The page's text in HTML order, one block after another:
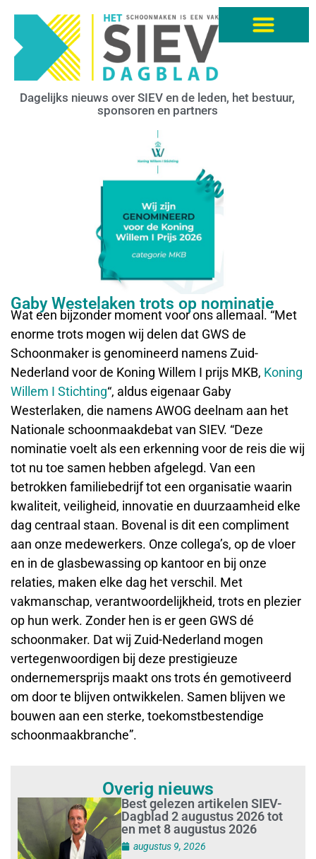
Dagelijks nieuws over SIEV en de leden, het bestuur,
sponsoren en partners
Gaby Westelaken trots op nominatie
Wat een bijzonder moment voor ons allemaal. “Met
enorme trots mogen wij delen dat GWS de
Schoonmaker is genomineerd namens Zuid-
Nederland voor de Koning Willem I prijs MKB, Koning
Willem I Stichting“, aldus eigenaar Gaby
Westerlaken, die namens AWOG deelnam aan het
Nationale schoonmaakdebat van SIEV. “Deze
nominatie voelt als een erkenning voor de reis die wij
tot nu toe samen hebben afgelegd. Van een
betrokken familiebedrijf tot een organisatie waarin
kwaliteit, veiligheid, innovatie en duurzaamheid elke
dag centraal staan. Bovenal is dit een compliment
aan onze medewerkers. Onze collega’s, op de vloer
en in de glasbewassing op kantoor en bij onze
relaties, maken elke dag het verschil. Met
vakmanschap, verantwoordelijkheid, trots en plezier
op hun werk. Zonder hen is er geen GWS dé
schoonmaker. Dat wij Zuid-Nederland mogen
vertegenwoordigen bij deze prestigieuze
ondernemersprijs maakt ons trots én gemotiveerd
om door te blijven ontwikkelen. Samen blijven we
bouwen aan een sterke, toekomstbestendige
schoonmaakbranche”.
Overig nieuws
Best gelezen artikelen SIEV-
Dagblad 2 augustus 2026 tot
en met 8 augustus 2026
augustus 9, 2026